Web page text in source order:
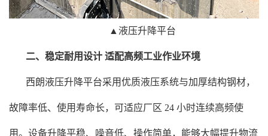
▲液压升降平台
二、稳定耐用设计 适配高频工业作业环境
西朗液压升降平台采用优质液压系统与加厚结构钢材，
故障率低、使用寿命长，可适应厂区 24 小时连续高频使
用。设备升降平稳、噪音低、操作简单，能够大幅提升物流